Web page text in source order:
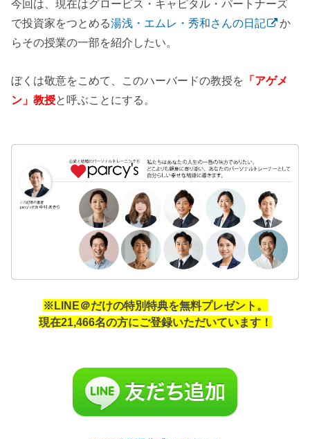
今回は、現在はグロービス・キャピタル・パートナーズ
で投資家をつとめる湯浅・エムレ・秀和さんの日記
か
らその授業の一部を紹介したい。
ぼくは敬意をこめて、このハーバードの教授を 「アゲメ
ン」教授と呼ぶことにする。
※LINE＠だけの特別特典を無料プレゼント。
現在21,466名の方にご登録いただいています！